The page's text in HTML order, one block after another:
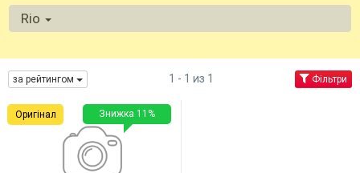
Rio
за рейтингом 1 - 1 из 1 Фільтри
Знижка 11%
Оригінал